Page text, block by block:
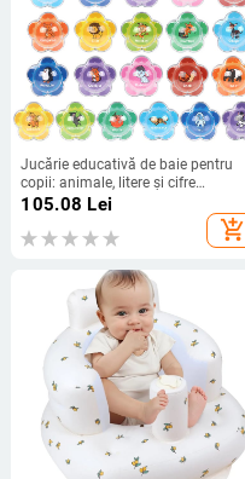
Jucărie educativă de baie pentru
copii: animale, litere și cifre
plutitoare, joc cognitiv, plastic,
pentru copii 3-6 ani, logo OEM și
personalizare, ghid video inclus
105.08 Lei
add_shopping_cart